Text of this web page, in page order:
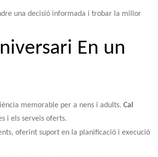
una decisió informada i trobar la millor
En un
memorable per a nens i adults. Cal
i els serveis oferts.
oferint suport en la planificació i execució